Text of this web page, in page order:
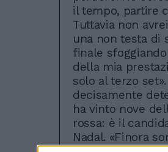
il tempo, partire
Tuttavia non
una non testa di
finale
della mia
solo al terzo
decisamente
ha vinto nove
rossa: è il
Nadal. «Finora